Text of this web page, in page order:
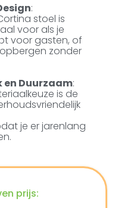
:
stoel is
voor als je
voor gasten, of
zonder
en Duurzaam:
is de
je er jarenlang
prijs: